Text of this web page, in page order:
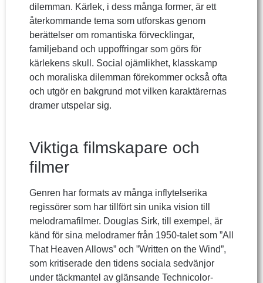
dilemman. Kärlek, i dess många former, är ett
återkommande tema som utforskas genom
berättelser om romantiska förvecklingar,
familjeband och uppoffringar som görs för
kärlekens skull. Social ojämlikhet, klasskamp
och moraliska dilemman förekommer också ofta
och utgör en bakgrund mot vilken karaktärernas
dramer utspelar sig.
Viktiga filmskapare och
filmer
Genren har formats av många inflytelserika
regissörer som har tillfört sin unika vision till
melodramafilmer. Douglas Sirk, till exempel, är
känd för sina melodramer från 1950-talet som ”All
That Heaven Allows” och ”Written on the Wind”,
som kritiserade den tidens sociala sedvänjor
under täckmantel av glänsande Technicolor-